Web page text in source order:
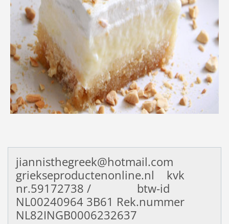
jiannisthegreek@hotmail.com
griekseproductenonline.nl kvk
nr.59172738 / btw-id
NL002409643B61 Rek.nummer
NL82INGB0006232637